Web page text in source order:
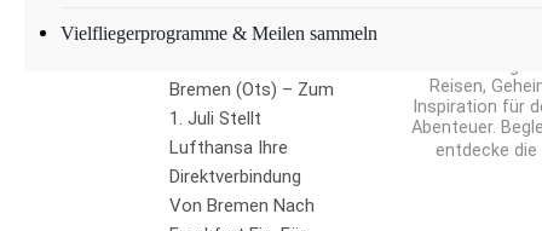
Vielfliegerprogramme & Meilen sammeln
Liefern
Bremen (ots) – Zum
1. Juli Stellt
Lufthansa Ihre
Direktverbindung
Von Bremen Nach
Reisen,
Inspiration für
Abenteuer.
entdecke die